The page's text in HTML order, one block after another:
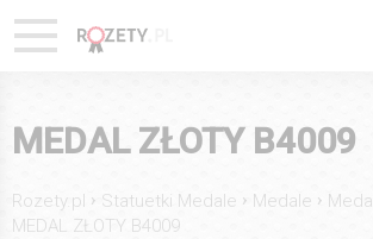
MEDAL ZŁOTY B4009
Rozety.pl › Statuetki Medale › Medale ›
MEDAL ZŁOTY B4009